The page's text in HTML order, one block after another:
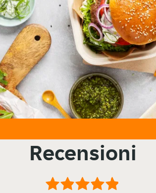
Recensioni